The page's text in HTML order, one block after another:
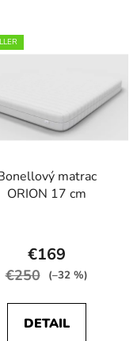
matrac
ORION 17 cm
hodnotenie
produktu
z
€169
€250 (–32 %)
DETAIL